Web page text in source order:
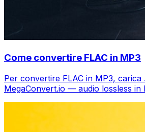
Come convertire FLAC in MP3
Per convertire FLAC in MP3, carica
MegaConvert.io — audio lossless in